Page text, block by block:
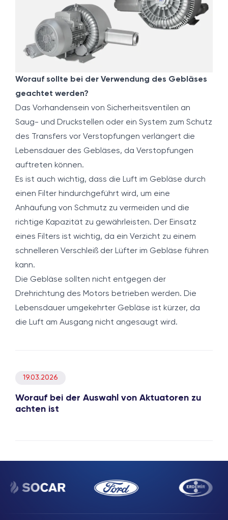
Worauf sollte bei der Verwendung des Gebläses
geachtet werden?
Das Vorhandensein von Sicherheitsventilen an
Saug- und Druckstellen oder ein System zum Schutz
des Transfers vor Verstopfungen verlängert die
Lebensdauer des Gebläses, da Verstopfungen
auftreten können.
Es ist auch wichtig, dass die Luft im Gebläse durch
einen Filter hindurchgeführt wird, um eine
Anhäufung von Schmutz zu vermeiden und die
richtige Kapazität zu gewährleisten. Der Einsatz
eines Filters ist wichtig, da ein Verzicht zu einem
schnelleren Verschleiß der Lüfter im Gebläse führen
kann.
Die Gebläse sollten nicht entgegen der
Drehrichtung des Motors betrieben werden. Die
Lebensdauer umgekehrter Gebläse ist kürzer, da
die Luft am Ausgang nicht angesaugt wird.
19.03.2026
Worauf bei der Auswahl von Aktuatoren zu
achten ist